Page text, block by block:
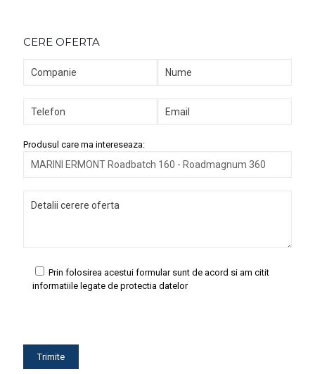
CERE OFERTA
Produsul care ma intereseaza:
Prin folosirea acestui formular sunt de acord si am citit
informatiile legate de protectia datelor